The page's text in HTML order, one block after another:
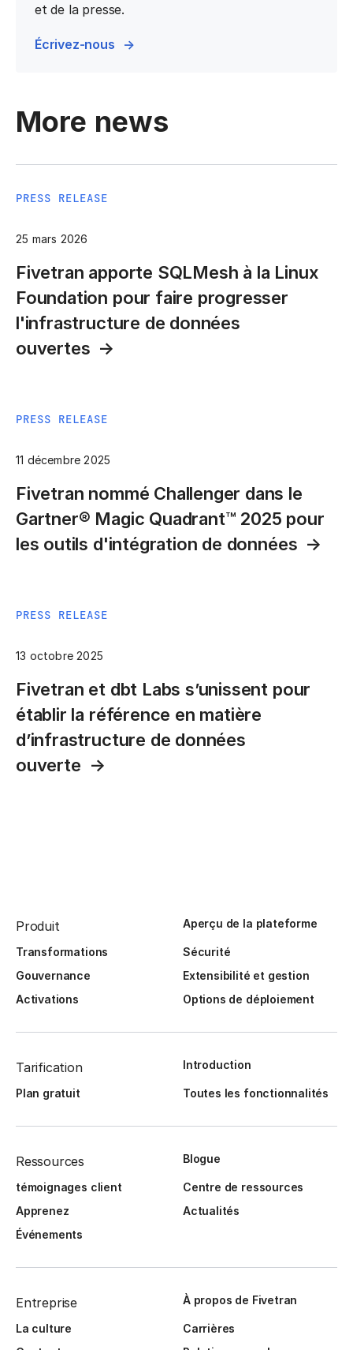
et de la presse.
Écrivez-nous
More news
PRESS RELEASE
25 mars 2026
Fivetran apporte SQLMesh à la Linux
Foundation pour faire progresser
l'infrastructure de données
ouvertes
PRESS RELEASE
11 décembre 2025
Fivetran nommé Challenger dans le
Gartner® Magic Quadrant™ 2025 pour
les outils d'intégration de données
PRESS RELEASE
13 octobre 2025
Fivetran et dbt Labs s’unissent pour
établir la référence en matière
d’infrastructure de données
ouverte
Produit Aperçu de la plateforme
Transformations
Sécurité
Gouvernance
Extensibilité et gestion
Activations
Options de déploiement
Tarification Introduction
Plan gratuit Toutes les fonctionnalités
Ressources Blogue
témoignages client
Centre de ressources
Apprenez
Actualités
Événements
Entreprise À propos de Fivetran
La culture
Carrières